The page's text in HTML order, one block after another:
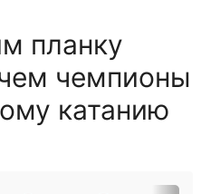
планку
чемпионы
катанию